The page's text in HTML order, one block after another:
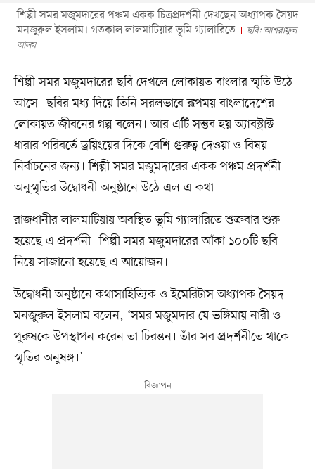
শিল্পী সমর মজুমদারের পঞ্চম একক চিত্রপ্রদর্শনী দেখছেন অধ্যাপক সৈয়দ
মনজুরুল ইসলাম। গতকাল লালমাটিয়ার ভূমি গ্যালারিতে
ছবি: আশরাফুল
আলম
শিল্পী সমর মজুমদারের ছবি দেখলে লোকায়ত বাংলার স্মৃতি উঠে
আসে। ছবির মধ্য দিয়ে তিনি সরলভাবে রূপময় বাংলাদেশের
লোকায়ত জীবনের গল্প বলেন। আর এটি সম্ভব হয় অ্যাবস্ট্রাক্ট
ধারার পরিবর্তে ড্রয়িংয়ের দিকে বেশি গুরুত্ব দেওয়া ও বিষয়
নির্বাচনের জন্য। শিল্পী সমর মজুমদারের একক পঞ্চম প্রদর্শনী
অনুস্মৃতির উদ্বোধনী অনুষ্ঠানে উঠে এল এ কথা।
রাজধানীর লালমাটিয়ায় অবস্থিত ভূমি গ্যালারিতে শুক্রবার শুরু
হয়েছে এ প্রদর্শনী। শিল্পী সমর মজুমদারের আঁকা ১০০টি ছবি
নিয়ে সাজানো হয়েছে এ আয়োজন।
উদ্বোধনী অনুষ্ঠানে কথাসাহিত্যিক ও ইমেরিটাস অধ্যাপক সৈয়দ
মনজুরুল ইসলাম বলেন, ‘সমর মজুমদার যে ভঙ্গিমায় নারী ও
পুরুষকে উপস্থাপন করেন তা চিরন্তন। তাঁর সব প্রদর্শনীতে থাকে
স্মৃতির অনুষঙ্গ।’